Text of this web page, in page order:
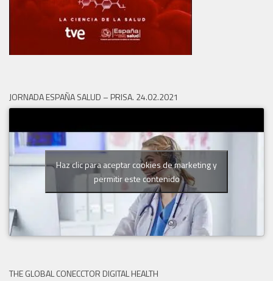
JORNADA ESPAÑA SALUD – PRISA. 24.02.2021
Haz clic para aceptar cookies de marketing y
permitir este contenido
THE GLOBAL CONECCTOR DIGITAL HEALTH